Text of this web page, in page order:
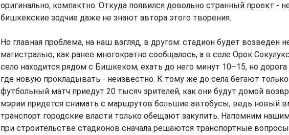
оригинально, компактно. Откуда появился довольно странный проект -
бишкекские зодчие даже не знают автора этого творения.
Но главная проблема, на наш взгляд, в другом: стадион будет возведен
магистралью, как ранее многократно сообщалось, а в селе Орок
село находится рядом с Бишкеком, ехать до него минут 10–15, но дорога
где новую прокладывать - неизвестно. К тому же до села бегают только
футбольный матч приедут 20 тысяч зрителей, как они будут домой
мэрии придется снимать с маршрутов большие автобусы, ведь новый
транспорт городские власти только обещают закупить. Напомним
при строительстве стадионов сначала решаются транспортные